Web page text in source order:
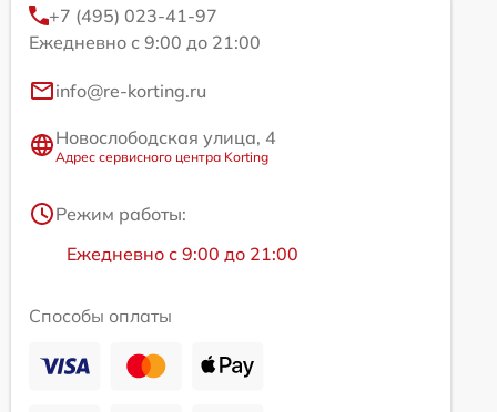
+7 (495) 023-41-97
Ежедневно с 9:00 до 21:00
info@re-korting.ru
Новослободская улица, 4
Адрес сервисного центра Korting
Режим работы:
Ежедневно с 9:00 до 21:00
Способы оплаты